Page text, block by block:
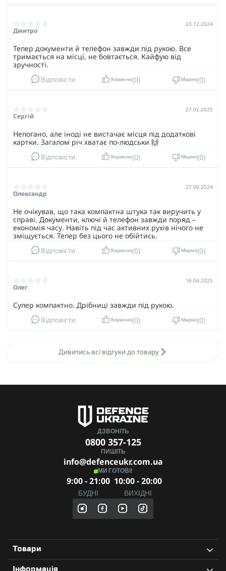
Дмитро
23.12.2024
Тепер документи й телефон завжди під рукою. Все
тримається на місці, не бовтається. Кайфую від
зручності.
Відповісти Корисно 0 Марно 0
Сергій
27.02.2025
Непогано, але іноді не вистачає місця під додаткові
картки. Загалом річ хватає по-людськи 🙌
Відповісти Корисно 0 Марно 0
Олександр
27.06.2024
Не очікував, що така компактна штука так виручить у
справі. Документи, ключі й телефон завжди поряд –
економія часу. Навіть під час активних рухів нічого не
зміщується. Тепер без цього не обійтись.
Відповісти Корисно 0 Марно 0
Олег
16.04.2025
Супер компактно. Дрібниці завжди під рукою.
Відповісти Корисно 0 Марно 0
Дивитись всі відгуки до товару
ДЗВОНІТЬ
0800 357-125
ПИШІТЬ
info@defenceukr.com.ua
МИ ГОТОВІ!
9:00 - 21:00
БУДНІ
10:00 - 20:00
ВИХІДНІ
Товари